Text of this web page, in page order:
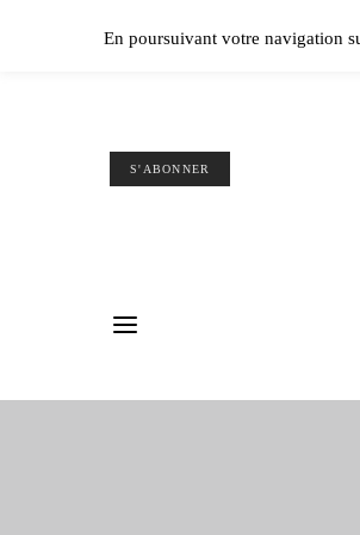
S'ABONNER
En poursuivant votre navigation